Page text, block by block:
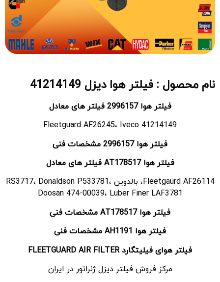
نام محصول : فیلتر هوا دیزل 41214149
فیلتر هوا 2996157 فیلتر های معادل
Fleetguard AF26245، Iveco 41214149
فیلتر هوا 2996157 مشخصات فنی
فیلتر هوا AT178517 فیلتر های معادل
Fleetgaurd AF26114، بالدوین RS3717، Donaldson P533781،
Doosan 474-00039، Luber Finer LAF3781
فیلتر هوا AT178517 مشخصات فنی
فیلتر هوا
فیلتر هوای فیلیتگارد FLEETGUARD AIR FILTER
مرکز فروش فیلتر دیزل ژنراتور در ایران